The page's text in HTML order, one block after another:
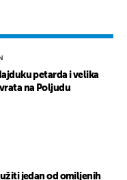
petarda i velika
na Poljudu
jedan od omiljenih